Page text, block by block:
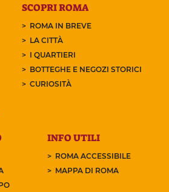
SCOPRI ROMA
ROMA IN BREVE
LA CITTÀ
I QUARTIERI
BOTTEGHE E NEGOZI STORICI
CURIOSITÀ
INFO UTILI
ROMA ACCESSIBILE
MAPPA DI ROMA